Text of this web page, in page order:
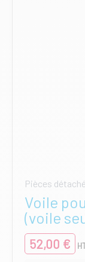
Pièces
Voile
(voile
52,00 €